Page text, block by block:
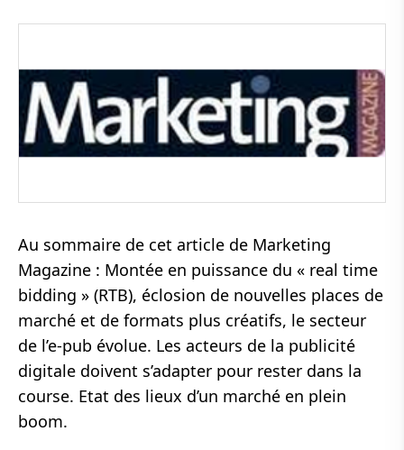
Au sommaire de cet article de Marketing
Magazine : Montée en puissance du « real time
bidding » (RTB), éclosion de nouvelles places de
marché et de formats plus créatifs, le secteur
de l’e-pub évolue. Les acteurs de la publicité
digitale doivent s’adapter pour rester dans la
course. Etat des lieux d’un marché en plein
boom.